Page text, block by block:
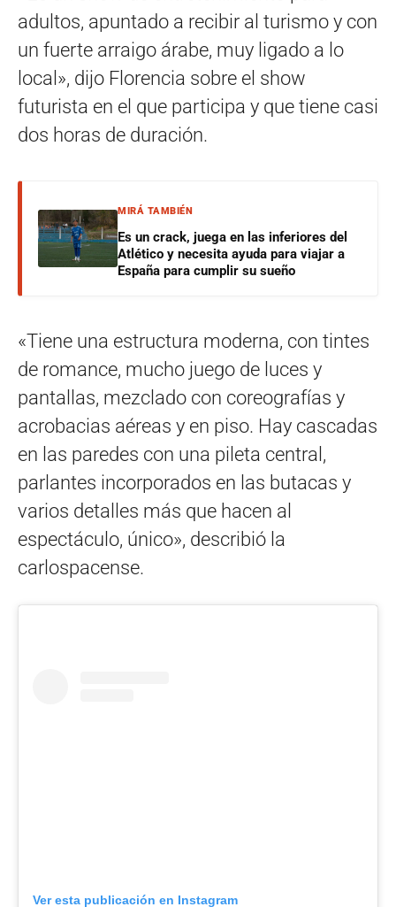
adultos, apuntado a recibir al turismo y con
un fuerte arraigo árabe, muy ligado a lo
local», dijo Florencia sobre el show
futurista en el que participa y que tiene casi
dos horas de duración.
MIRÁ TAMBIÉN
Es un crack, juega en las inferiores del
Atlético y necesita ayuda para viajar a
España para cumplir su sueño
«Tiene una estructura moderna, con tintes
de romance, mucho juego de luces y
pantallas, mezclado con coreografías y
acrobacias aéreas y en piso. Hay cascadas
en las paredes con una pileta central,
parlantes incorporados en las butacas y
varios detalles más que hacen al
espectáculo, único», describió la
carlospacense.
Ver esta publicación en Instagram